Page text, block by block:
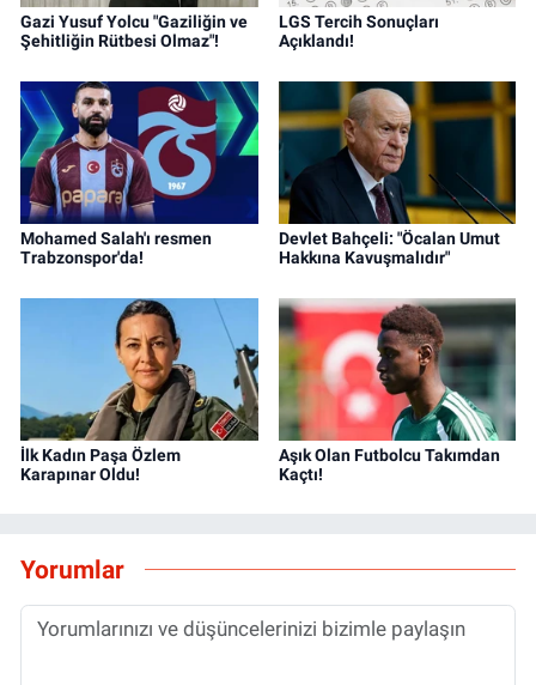
Gazi Yusuf Yolcu "Gaziliğin ve
Şehitliğin Rütbesi Olmaz"!
LGS Tercih Sonuçları
Açıklandı!
Mohamed Salah'ı resmen
Trabzonspor'da!
Devlet Bahçeli: "Öcalan Umut
Hakkına Kavuşmalıdır"
İlk Kadın Paşa Özlem
Karapınar Oldu!
Aşık Olan Futbolcu Takımdan
Kaçtı!
Yorumlar